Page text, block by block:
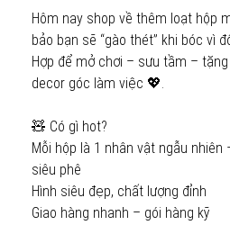
Hôm nay shop về thêm loạt hộp
bảo bạn sẽ “gào thét” khi bóc vì
Hợp để mở chơi – sưu tầm –
decor góc làm việc 💖.
🧸 Có gì hot?
Mỗi hộp là 1 nhân vật ngẫu
siêu phê
Hình siêu đẹp, chất lượng đỉnh
Giao hàng nhanh – gói hàng kỹ